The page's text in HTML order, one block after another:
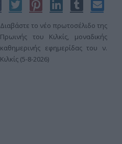
Διαβάστε το νέο πρωτοσέλιδο της
Πρωινής του Κιλκίς, μοναδικής
καθημερινής εφημερίδας του ν.
Κιλκίς (5-8-2026)